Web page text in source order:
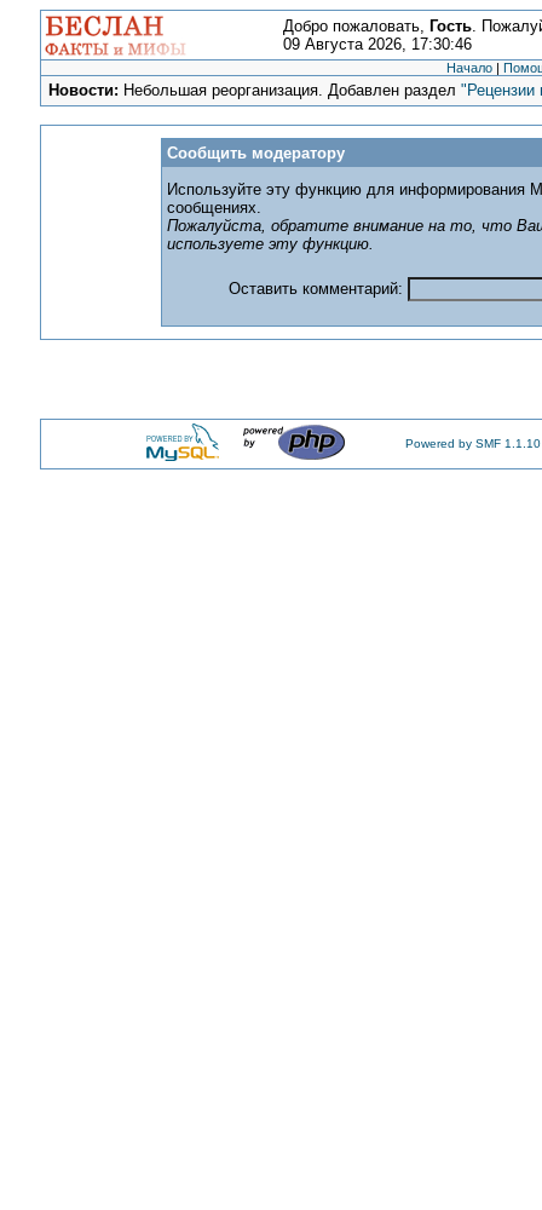
Добро пожаловать, Гость.
09 Августа 2026, 17:30:46
Начало |
Новости: Небольшая реорганизация. Добавлен раздел"Рецензии
Сообщить модератору
Используйте эту функцию для информирования
сообщениях.
Пожалуйста, обратите внимание на то, что
используете эту функцию.
Оставить комментарий:
Powered by SMF 1.1.10